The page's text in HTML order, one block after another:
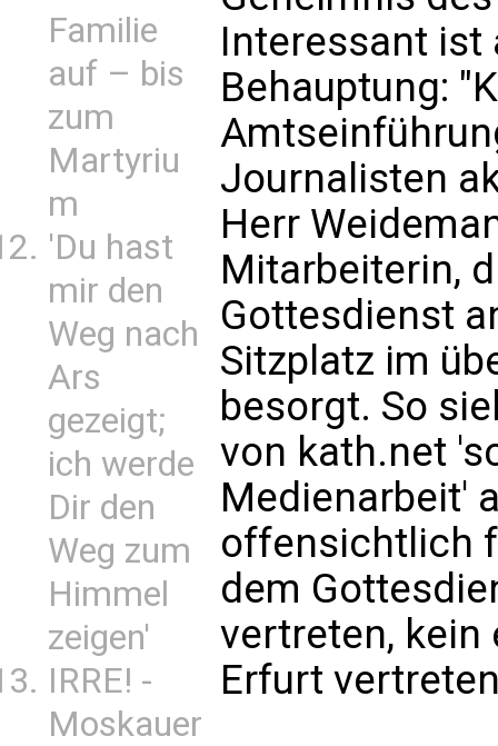
Familie
auf – bis
zum
Martyriu
m
'Du hast
mir den
Weg nach
Ars
gezeigt;
ich werde
Dir den
Weg zum
Himmel
zeigen'
IRRE! -
Moskauer
Interessant ist
Behauptung:
Journalisten
Herr
Mitarbeiterin,
Gottesdienst
Sitzplatz im
besorgt. So
von kath.net
Medienarbeit'
offensichtlich
dem
vertreten, kein
Erfurt